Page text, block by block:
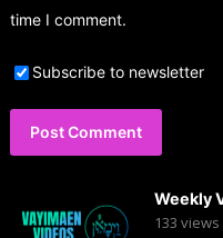
time I comment.
Subscribe to newsletter
Weekly
133 views